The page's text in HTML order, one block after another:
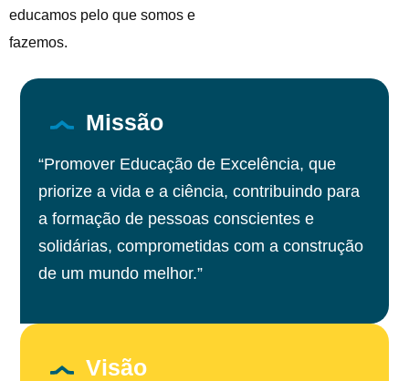
educamos pelo que somos e
fazemos.
Missão
“Promover Educação de Excelência, que
priorize a vida e a ciência, contribuindo para
a formação de pessoas conscientes e
solidárias, comprometidas com a construção
de um mundo melhor.”
Visão